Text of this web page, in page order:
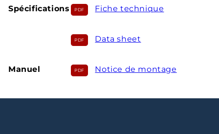
Spécifications Fiche technique
Data sheet
Manuel Notice de montage